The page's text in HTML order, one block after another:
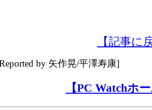
【記事に
by 矢作晃/平澤寿康]
【PC Watchホ